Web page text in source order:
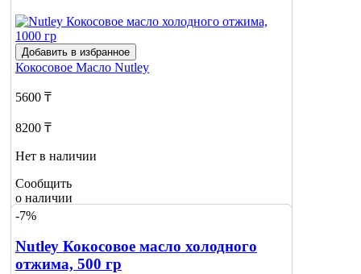
Добавить в избранное
Кокосовое Масло Nutley
5600 ₸
8200 ₸
Нет в наличии
Сообщить
о наличии
-7%
Nutley Кокосовое масло холодного
отжима, 500 гр